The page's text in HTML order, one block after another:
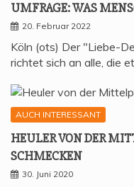
UMFRA­GE: WAS
20. Februar 2022
Köln (ots) Der "Liebe-
richtet sich an alle, die
AUCH INTERESSANT
HEU­LER VON DER
SCHMECKEN
30. Juni 2020